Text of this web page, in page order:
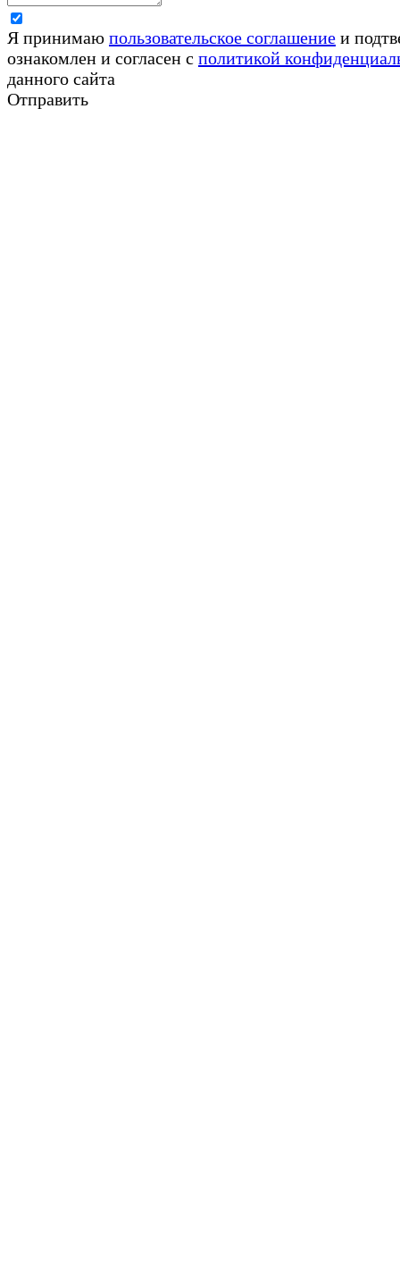
Я принимаю пользовательское соглашение и
ознакомлен и согласен с политикой
данного сайта
Отправить